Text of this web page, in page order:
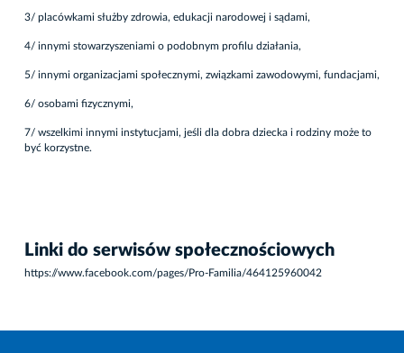
3/ placówkami służby zdrowia, edukacji narodowej i sądami,
4/ innymi stowarzyszeniami o podobnym profilu działania,
5/ innymi organizacjami społecznymi, związkami zawodowymi, fundacjami,
6/ osobami fizycznymi,
7/ wszelkimi innymi instytucjami, jeśli dla dobra dziecka i rodziny może to
być korzystne.
Linki do serwisów społecznościowych
https://www.facebook.com/pages/Pro-Familia/464125960042